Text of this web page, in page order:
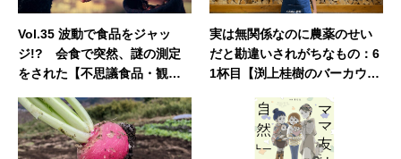
Vol.35 波動で食品をジャッ
ジ!? 会食で突然、謎の測定
をされた【不思議食品・観察
実は無関係なのに農薬のせい
だと勘違いされがちなもの：6
1杯目【渕上桂樹のバーカウン